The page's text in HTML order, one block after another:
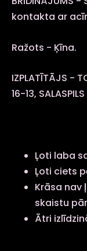
kontakta ar
Ražots - Ķīna.
IZPLATĪTĀJS -
16-13,
Ļoti laba
Ļoti ciets
Krāsa nav
skaistu
Ātri